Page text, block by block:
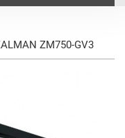
ZM750-GV3